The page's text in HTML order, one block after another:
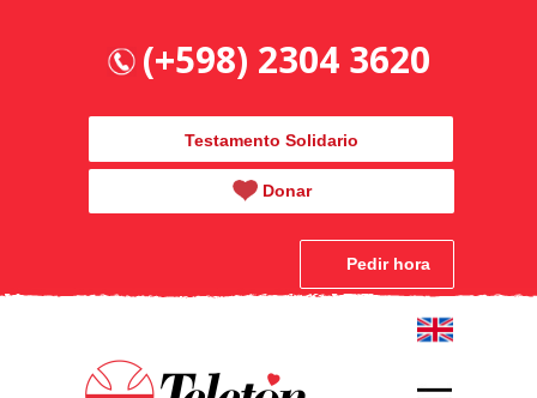
(+598) 2304 3620
Testamento Solidario
Donar
Pedir hora